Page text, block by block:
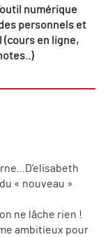
numérique
personnels et
(cours en ligne,
« nouveau »
ne lâche rien !
ambitieux pour